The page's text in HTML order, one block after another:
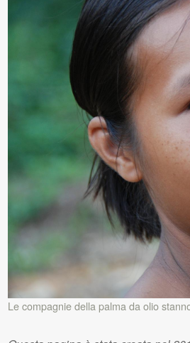
Le compagnie della palma da olio